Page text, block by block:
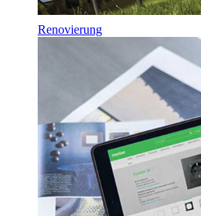
Renovierung